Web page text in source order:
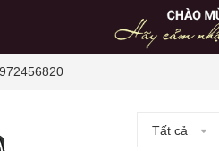
Tất cả